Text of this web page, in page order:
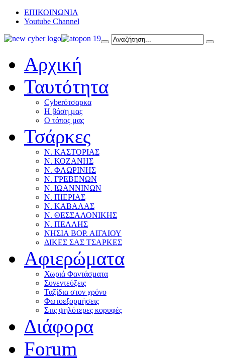
ΕΠΙΚΟΙΝΩΝΙΑ
Youtube Channel
Αρχική
Ταυτότητα
Cyberότσαρκα
Η βάση μας
Ο τόπος μας
Τσάρκες
Ν. ΚΑΣΤΟΡΙΑΣ
Ν. ΚΟΖΑΝΗΣ
Ν. ΦΛΩΡΙΝΗΣ
Ν. ΓΡΕΒΕΝΩΝ
Ν. ΙΩΑΝΝΙΝΩΝ
Ν. ΠΙΕΡΙΑΣ
Ν. ΚΑΒΑΛΑΣ
Ν. ΘΕΣΣΑΛΟΝΙΚΗΣ
Ν. ΠΕΛΛΗΣ
ΝΗΣΙΑ ΒΟΡ. ΑΙΓΑΙΟΥ
ΔΙΚΕΣ ΣΑΣ ΤΣΑΡΚΕΣ
Αφιερώματα
Χωριά Φαντάσματα
Συνεντεύξεις
Ταξίδια στον χρόνο
Φωτοεξορμήσεις
Στις ψηλότερες κορυφές
Διάφορα
Forum